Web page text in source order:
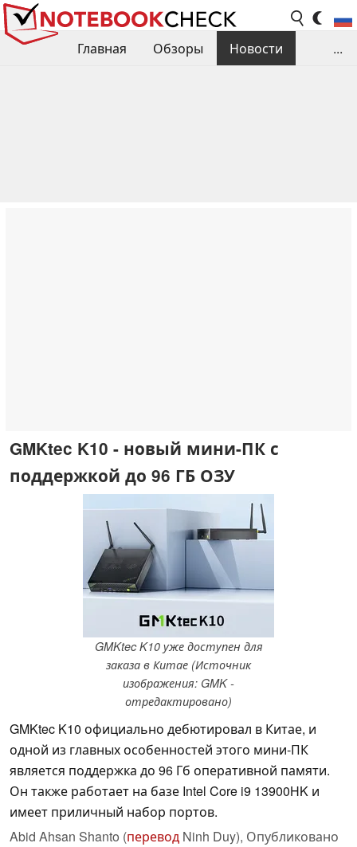
Главная Обзоры
Новости
...
GMKtec K10 - новый мини-ПК с
поддержкой до 96 ГБ ОЗУ
GMKtec K10 уже доступен для
заказа в Китае (Источник
изображения: GMK -
отредактировано)
GMKtec K10 официально дебютировал в Китае, и
одной из главных особенностей этого мини-ПК
является поддержка до 96 Гб оперативной памяти.
Он также работает на базе Intel Core i9 13900HK и
имеет приличный набор портов.
Abid Ahsan Shanto (перевод Ninh Duy), Опубликовано